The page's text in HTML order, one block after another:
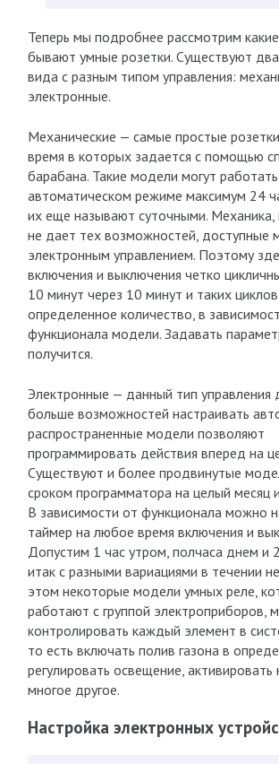
Теперь мы подробнее рассмотрим
бывают умные розетки. Существуют
вида с разным типом управления:
электронные.
Механические — самые простые
время в которых задается с помощью
барабана. Такие модели могут
автоматическом режиме максимум 24
их еще называют суточными. Механика,
не дает тех возможностей, доступные
электронным управлением. Поэтому
включения и выключения четко
10 минут через 10 минут и таких
определенное количество, в
функционала модели. Задавать
получится.
Электронные — данный тип управления
больше возможностей настраивать
распространенные модели позволяют
программировать действия вперед на
Существуют и более продвинутые
сроком программатора на целый месяц
В зависимости от функционала можно
таймер на любое время включения и
Допустим 1 час утром, полчаса днем и
итак с разными вариациями в течении
этом некоторые модели умных реле,
работают с группой электроприборов,
контролировать каждый элемент в
то есть включать полив газона в
регулировать освещение, активировать
многое другое.
Настройка электронных